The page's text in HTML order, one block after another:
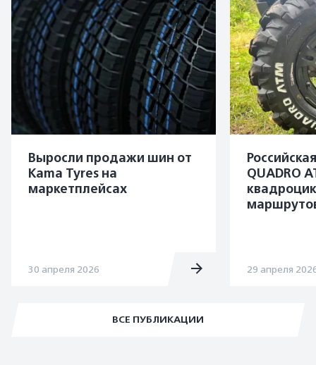
ВСЕ ПУБЛИКАЦИИ
Выросли продажи шин от
Kama Tyres на
маркетплейсах
30 апреля 2026
QUADRO
29 апреля